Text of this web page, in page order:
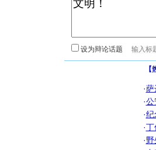
设为辩论话题
【
·萨
·公
·纪
·丁
·